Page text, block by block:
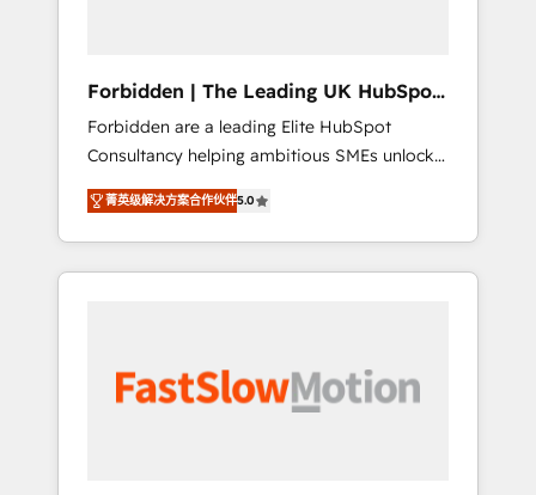
B2B, Immobilier, Viticulture, Finance. 🚀 Nos
livrables : migration sécurisée,
implémentation Marketing + Sales + Service
Hub, synchronisation ERP ↔ HubSpot temps
réel, formation équipes. 🏆 +350 projets
livrés. Accrédités HubSpot CRM
Implementation, Data Migration & Custom
Forbidden | The Leading UK HubSpot
Consultancy
Forbidden are a leading Elite HubSpot
Consultancy helping ambitious SMEs unlock
the full potential of HubSpot. Too many
businesses invest in HubSpot but never see
the ROI they expected due to poor adoption,
messy data, and disconnected teams getting
so it actually drives revenue, not just reports
菁英级解决方案合作伙伴5.0